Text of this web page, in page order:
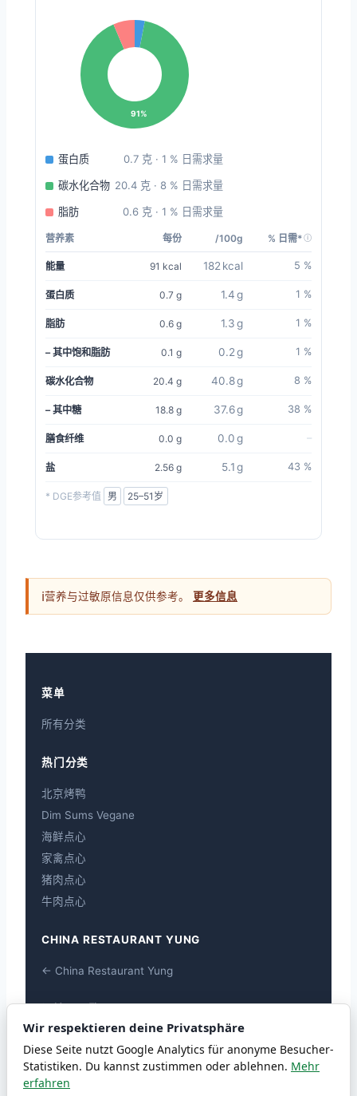
91%
蛋白质 0.7 克 · 1 % 日需求量
碳水化合物 20.4 克 · 8 % 日需求量
脂肪 0.6 克 · 1 % 日需求量
营养素 每份 /100g % 日需*
能量 91 kcal 182 kcal 5 %
蛋白质 0.7 g 1.4 g 1 %
脂肪 0.6 g 1.3 g 1 %
– 其中饱和脂肪 0.1 g 0.2 g 1 %
碳水化合物 20.4 g 40.8 g 8 %
– 其中糖 18.8 g 37.6 g 38 %
膳食纤维 0.0 g 0.0 g –
盐 2.56 g 5.1 g 43 %
* DGE参考值
ℹ营养与过敏原信息仅供参考。 更多信息
菜单
所有分类
热门分类
北京烤鸭
Dim Sums Vegane
海鲜点心
家禽点心
猪肉点心
牛肉点心
CHINA RESTAURANT YUNG
← China Restaurant Yung
Wir respektieren deine Privatsphäre
Diese Seite nutzt Google Analytics für anonyme Besucher-
Statistiken. Du kannst zustimmen oder ablehnen. Mehr
erfahren